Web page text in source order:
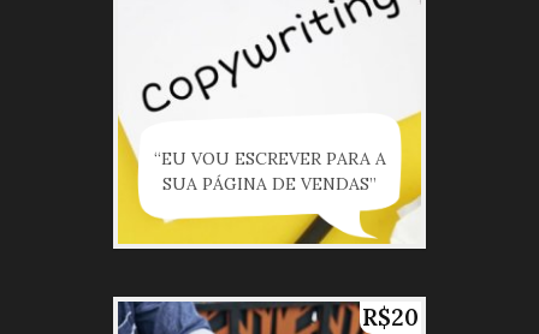
“EU VOU ESCREVER PARA A
SUA PÁGINA DE VENDAS”
R$20